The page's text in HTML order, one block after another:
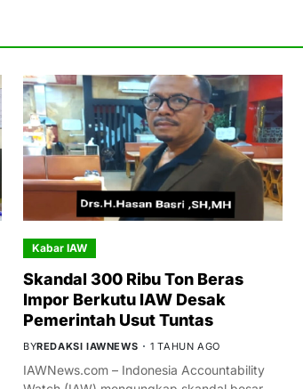
Kabar IAW
Skandal 300 Ribu Ton Beras
Impor Berkutu IAW Desak
Pemerintah Usut Tuntas
BYREDAKSI IAWNEWS 1 TAHUN AGO
IAWNews.com – Indonesia Accountability